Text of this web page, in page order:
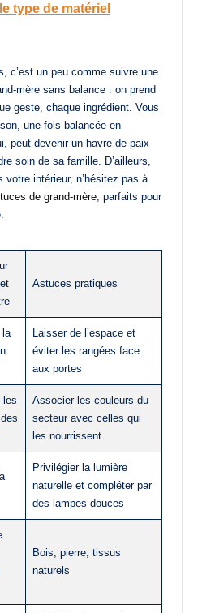
type de matériel
c’est un peu comme suivre une
mère sans balance : on prend
geste, chaque ingrédient. Vous
une fois balancée en
peut devenir un havre de paix
soin de sa famille. D’ailleurs,
votre intérieur, n’hésitez pas à
de grand-mère, parfaits pour
Astuces pratiques
la
Laisser de l’espace et
éviter les rangées face
aux portes
les
Associer les couleurs du
secteur avec celles qui
les nourrissent
Privilégier la lumière
naturelle et compléter par
des lampes douces
Bois, pierre, tissus
naturels